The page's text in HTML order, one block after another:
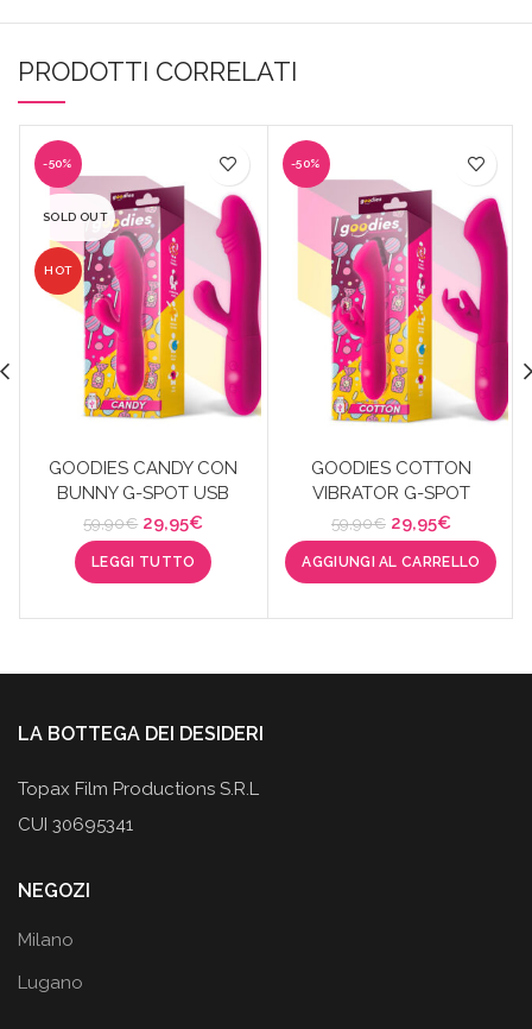
PRODOTTI CORRELATI
-50%
SOLD OUT
HOT
GOODIES CANDY CON
BUNNY G-SPOT USB
59,90€ Il
prezzo
originale
era:
29,95€Il
prezzo
attuale
LEGGI TUTTO
-50%
GOODIES COTTON
VIBRATOR G-SPOT
59,90€ Il
prezzo
originale
era:
29,95€Il
prezzo
attuale
è:
AGGIUNGI AL CARRELLO
LA BOTTEGA DEI DESIDERI
Topax Film Productions S.R.L
CUI 30695341
NEGOZI
Milano
Lugano